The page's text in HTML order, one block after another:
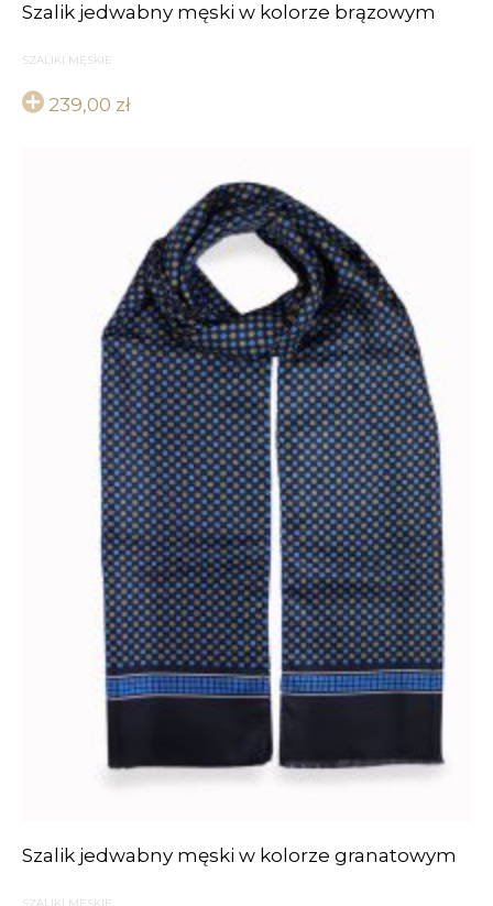
Szalik jedwabny męski w kolorze brązowym
SZALIKI MĘSKIE
239,00 zł
Szalik jedwabny męski w kolorze granatowym